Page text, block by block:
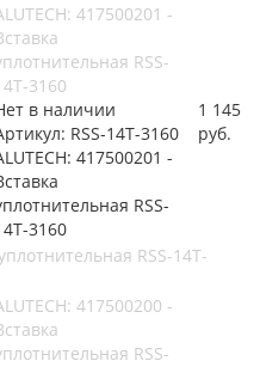
417500201 -
RSS-
3160
в наличии
RSS-14T-3160
417500201 -
RSS-
3160
1 145
руб.
RSS-14T-
417500200 -
RSS-